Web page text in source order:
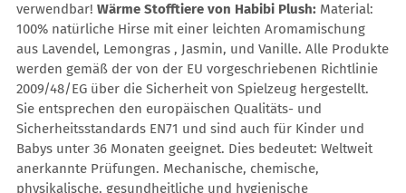
verwendbar!Wärme Stofftiere von Habibi Plush: Material:
100% natürliche Hirse mit einer leichten Aromamischung
aus Lavendel, Lemongras , Jasmin, und Vanille. Alle Produkte
werden gemäß der von der EU vorgeschriebenen Richtlinie
2009/48/EG über die Sicherheit von Spielzeug hergestellt.
Sie entsprechen den europäischen Qualitäts- und
Sicherheitsstandards EN71 und sind auch für Kinder und
Babys unter 36 Monaten geeignet. Dies bedeutet: Weltweit
anerkannte Prüfungen. Mechanische, chemische,
physikalische, gesundheitliche und hygienische